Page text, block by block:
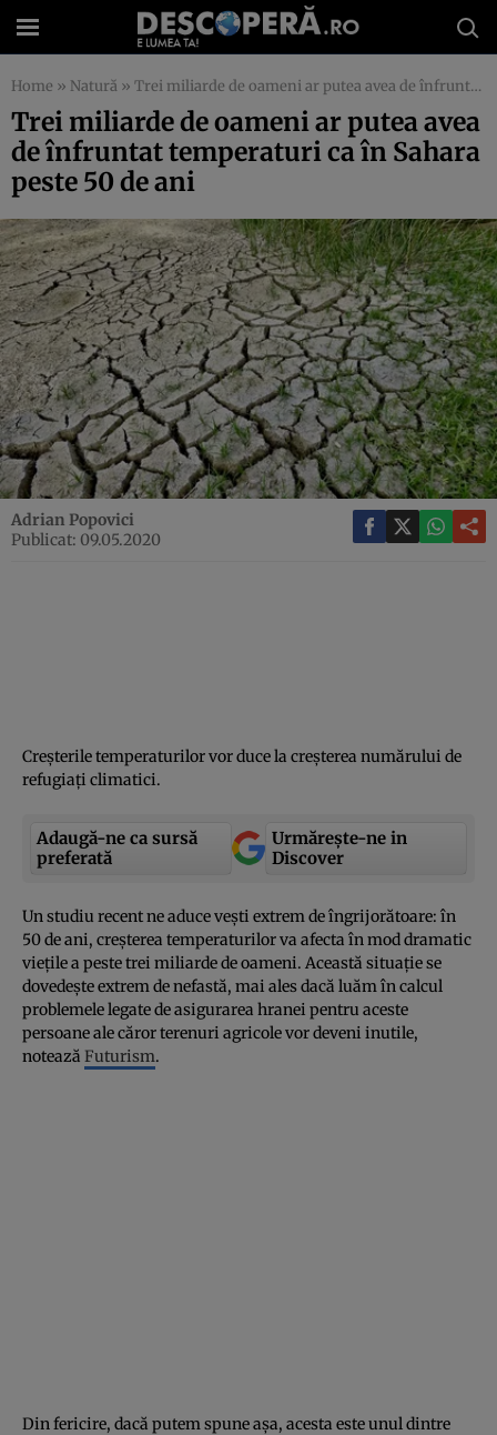
Home » Natură » Trei miliarde de oameni ar putea avea de înfruntat temperaturi ca în Sahara peste 50 de ani
Trei miliarde de oameni ar putea avea
de înfruntat temperaturi ca în Sahara
peste 50 de ani
Adrian Popovici
Publicat: 09.05.2020
Creşterile temperaturilor vor duce la creşterea numărului de
refugiaţi climatici.
Adaugă-ne ca sursă
preferată
Urmărește-ne in
Discover
Un studiu recent ne aduce veşti extrem de îngrijorătoare: în
50 de ani, creşterea temperaturilor va afecta în mod dramatic
vieţile a peste trei miliarde de oameni. Această situaţie se
dovedeşte extrem de nefastă, mai ales dacă luăm în calcul
problemele legate de asigurarea hranei pentru aceste
persoane ale căror terenuri agricole vor deveni inutile,
notează Futurism.
Din fericire, dacă putem spune aşa, acesta este unul dintre